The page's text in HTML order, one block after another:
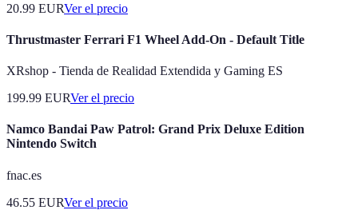
20.99 EURVer el precio
Thrustmaster Ferrari F1 Wheel Add-On - Default Title
XRshop - Tienda de Realidad Extendida y Gaming ES
199.99 EURVer el precio
Namco Bandai Paw Patrol: Grand Prix Deluxe Edition
Nintendo Switch
fnac.es
46.55 EURVer el precio